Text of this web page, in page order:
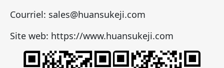
Courriel: sales@huansukeji.com
Site web: https://www.huansukeji.com